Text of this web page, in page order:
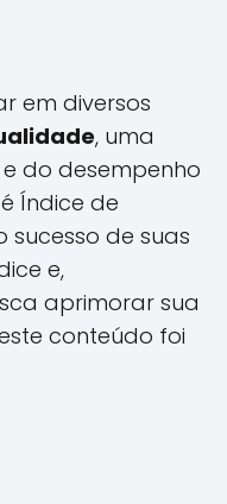
em diversos
, uma
do desempenho
Índice de
de suas
e,
aprimorar sua
conteúdo foi